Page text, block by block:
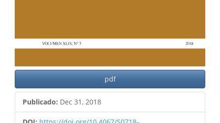
pdf
Publicado: Dec 31, 2018